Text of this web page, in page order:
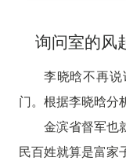
询问室的风
李晓晗不再
门。根据李晓晗分
金滨省督军也
民百姓就算是富家